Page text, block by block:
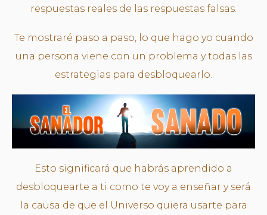
respuestas reales de las respuestas falsas.
Te mostraré paso a paso, lo que hago yo cuando
una persona viene con un problema y todas las
estrategias para desbloquearlo.
Esto significará que habrás aprendido a
desbloquearte a ti como te voy a enseñar y será
la causa de que el Universo quiera usarte para